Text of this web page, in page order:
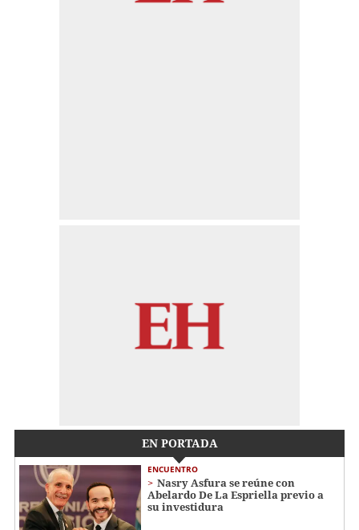
EN PORTADA
ENCUENTRO
Nasry Asfura se reúne con
Abelardo De La Espriella previo a
su investidura